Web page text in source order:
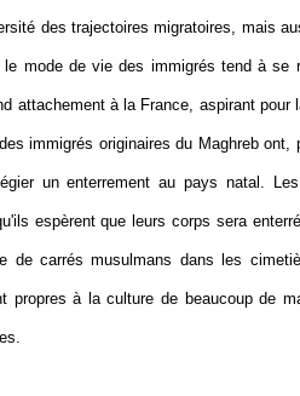
des trajectoires migratoires, mais
mode de vie des immigrés tend à se
attachement à la France, aspirant pour
immigrés originaires du Maghreb ont,
un enterrement au pays natal.
espèrent que leurs corps sera
de carrés musulmans dans les
propres à la culture de beaucoup de